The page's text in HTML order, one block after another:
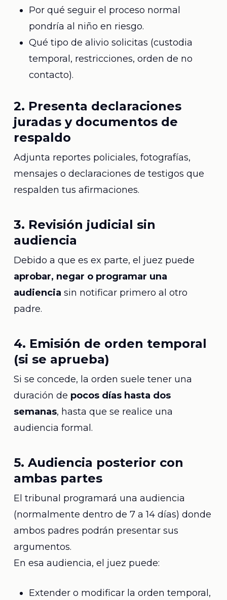
Por qué seguir el proceso normal
pondría al niño en riesgo.
Qué tipo de alivio solicitas (custodia
temporal, restricciones, orden de no
contacto).
2. Presenta declaraciones
juradas y documentos de
respaldo
Adjunta reportes policiales, fotografías,
mensajes o declaraciones de testigos que
respalden tus afirmaciones.
3. Revisión judicial sin
audiencia
Debido a que es ex parte, el juez puede
aprobar, negar o programar una
audiencia sin notificar primero al otro
padre.
4. Emisión de orden temporal
(si se aprueba)
Si se concede, la orden suele tener una
duración de pocos días hasta dos
semanas, hasta que se realice una
audiencia formal.
5. Audiencia posterior con
ambas partes
El tribunal programará una audiencia
(normalmente dentro de 7 a 14 días) donde
ambos padres podrán presentar sus
argumentos.
En esa audiencia, el juez puede:
Extender o modificar la orden temporal,